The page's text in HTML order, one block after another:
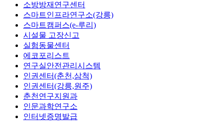
소방방재연구센터
스마트인프라연구소(강릉)
스마트캠퍼스(e-루리)
시설물 고장신고
실험동물센터
에코포리스트
연구실안전관리시스템
인권센터(춘천,삼척)
인권센터(강릉,원주)
춘천연구지원과
인문과학연구소
인터넷증명발급